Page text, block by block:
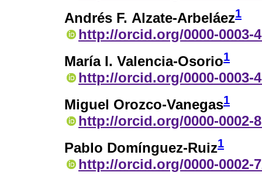
Andrés F. Alzate-Arbeláez1
http://orcid.org/0000-0003-
María I. Valencia-Osorio1
http://orcid.org/0000-0003-
Miguel Orozco-Vanegas1
http://orcid.org/0000-0002-
Pablo Domínguez-Ruiz1
http://orcid.org/0000-0002-